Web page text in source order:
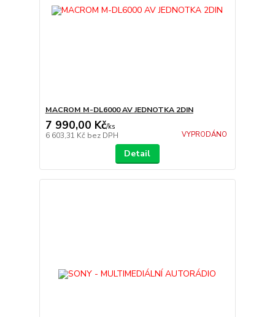
MACROM M-DL6000 AV JEDNOTKA 2DIN
7 990,00 Kč/ks
6 603,31 Kč bez DPH VYPRODÁNO
Detail